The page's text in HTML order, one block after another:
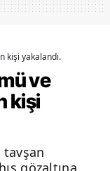
kişi yakalandı.
ve
kişi
tavşan
gözaltına